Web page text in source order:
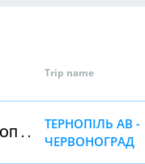
Trip name
. .
ТЕРНОПІЛЬ АВ -
ЧЕРВОНОГРАД